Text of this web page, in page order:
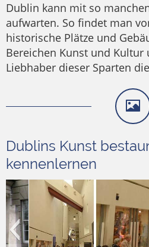
Dublin kann mit so
aufwarten. So findet man
historische Plätze und
Bereichen Kunst und
Liebhaber dieser Sparten
Dublins Kunst
kennenlernen